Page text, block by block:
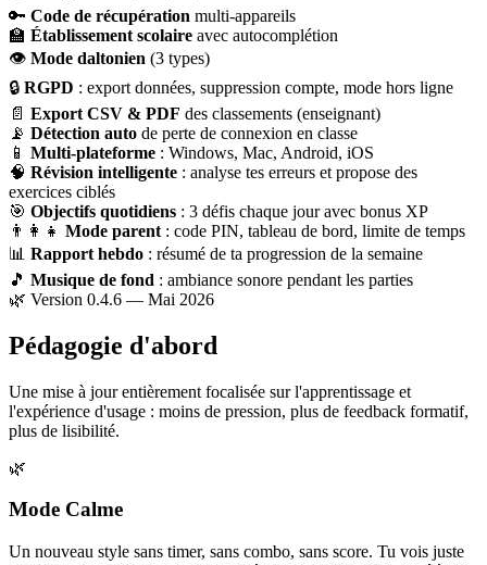
🔑 Code de récupération multi-appareils
🏫 Établissement scolaire avec autocomplétion
👁 Mode daltonien (3 types)
🔒 RGPD : export données, suppression compte, mode hors ligne
📄 Export CSV & PDF des classements (enseignant)
📡 Détection auto de perte de connexion en classe
📱 Multi-plateforme : Windows, Mac, Android, iOS
🧠 Révision intelligente : analyse tes erreurs et propose des
exercices ciblés
🎯 Objectifs quotidiens : 3 défis chaque jour avec bonus XP
👨‍👩‍👧 Mode parent : code PIN, tableau de bord, limite de temps
📊 Rapport hebdo : résumé de ta progression de la semaine
🎵 Musique de fond : ambiance sonore pendant les parties
🌿 Version 0.4.6 — Mai 2026
Pédagogie d'abord
Une mise à jour entièrement focalisée sur l'apprentissage et
l'expérience d'usage : moins de pression, plus de feedback formatif,
plus de lisibilité.
🌿
Mode Calme
Un nouveau style sans timer, sans combo, sans score. Tu vois juste